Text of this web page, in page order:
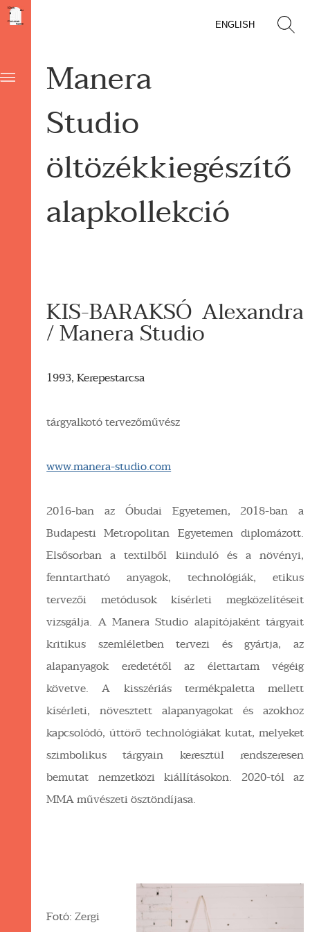
ENGLISH
Manera
Studio
öltözékkiegészítő
alapkollekció
KIS-BARAKSÓ Alexandra
/ Manera Studio
1993, Kerepestarcsa
tárgyalkotó tervezőművész
www.manera-studio.com
2016-ban az Óbudai Egyetemen, 2018-ban a
Budapesti Metropolitan Egyetemen diplomázott.
Elsősorban a textilből kiinduló és a növényi,
fenntartható anyagok, technológiák, etikus
tervezői metódusok kísérleti megközelítéseit
vizsgálja. A Manera Studio alapítójaként tárgyait
kritikus szemléletben tervezi és gyártja, az
alapanyagok eredetétől az élettartam végéig
követve. A kisszériás termékpaletta mellett
kísérleti, növesztett alapanyagokat és azokhoz
kapcsolódó, úttörő technológiákat kutat, melyeket
szimbolikus tárgyain keresztül rendszeresen
bemutat nemzetközi kiállításokon. 2020-tól az
MMA művészeti ösztöndíjasa.
Fotó: Zergi